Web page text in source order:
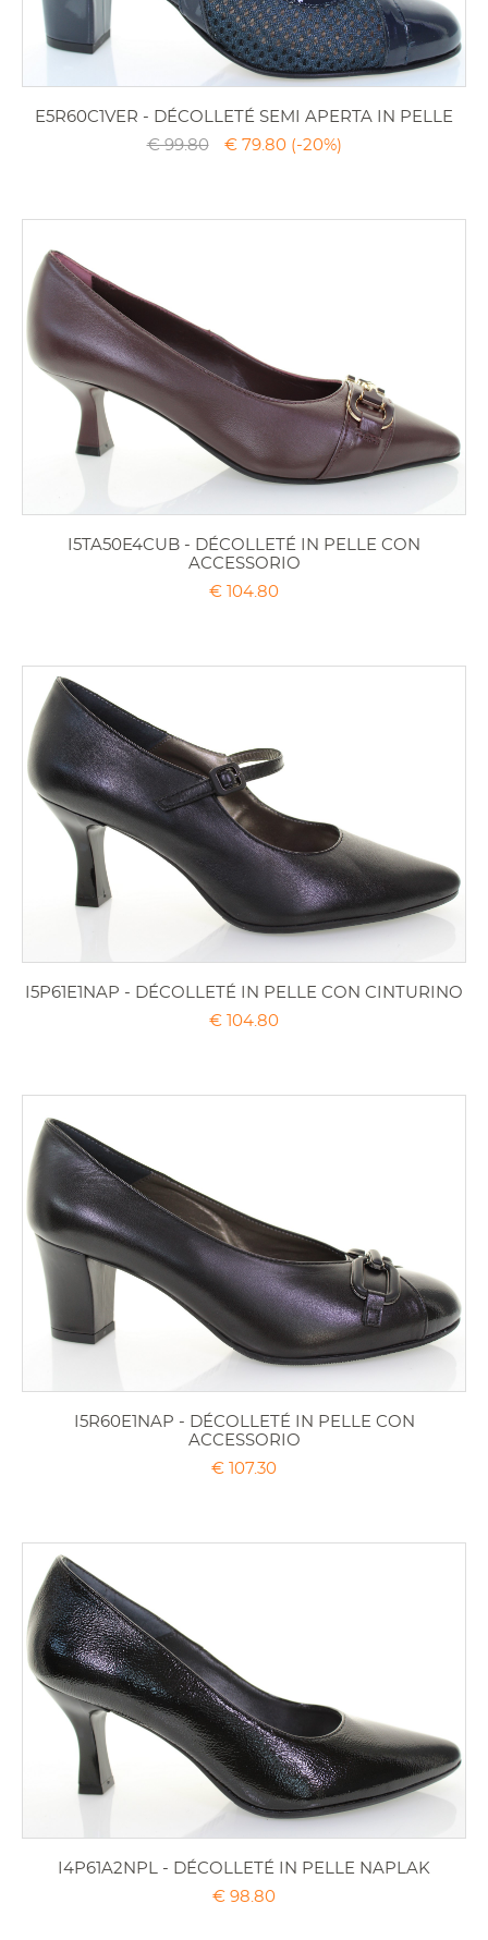
E5R60C1VER - DÉCOLLETÉ SEMI APERTA IN PELLE
€ 99.80
€ 79.80(-20%)
I5TA50E4CUB - DÉCOLLETÉ IN PELLE CON
ACCESSORIO
€ 104.80
I5P61E1NAP - DÉCOLLETÉ IN PELLE CON CINTURINO
€ 104.80
I5R60E1NAP - DÉCOLLETÉ IN PELLE CON
ACCESSORIO
€ 107.30
I4P61A2NPL - DÉCOLLETÉ IN PELLE NAPLAK
€ 98.80